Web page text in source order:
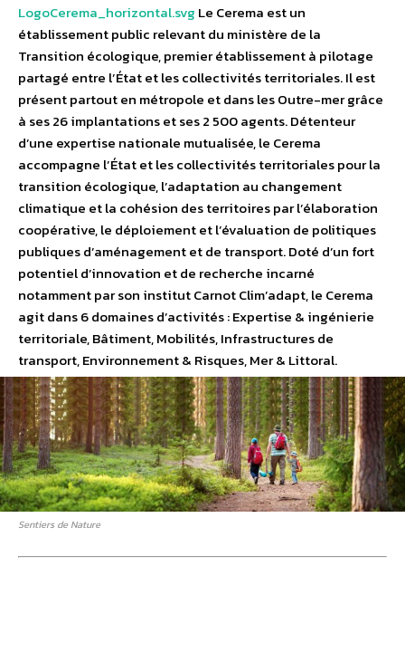
LogoCerema_horizontal.svg Le Cerema est un
établissement public relevant du ministère de la
Transition écologique, premier établissement à pilotage
partagé entre l’État et les collectivités territoriales. Il est
présent partout en métropole et dans les Outre-mer grâce
à ses 26 implantations et ses 2 500 agents. Détenteur
d’une expertise nationale mutualisée, le Cerema
accompagne l’État et les collectivités territoriales pour la
transition écologique, l’adaptation au changement
climatique et la cohésion des territoires par l’élaboration
coopérative, le déploiement et l’évaluation de politiques
publiques d’aménagement et de transport. Doté d’un fort
potentiel d’innovation et de recherche incarné
notamment par son institut Carnot Clim’adapt, le Cerema
agit dans 6 domaines d’activités : Expertise & ingénierie
territoriale, Bâtiment, Mobilités, Infrastructures de
transport, Environnement & Risques, Mer & Littoral.
Sentiers de Nature